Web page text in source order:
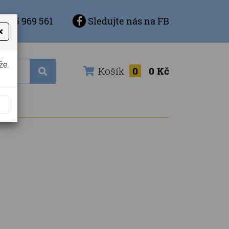
725 969 561 Sledujte nás na FB
Košík 0 0 Kč